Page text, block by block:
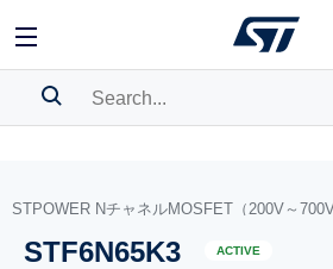
BOOKMARK
Pleaselog into show your saved
STPOWER NチャネルMOSFET（200V～700V
STF6N65K3 ACTIVE